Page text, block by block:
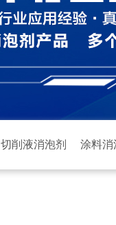
切削液消泡剂 涂料消